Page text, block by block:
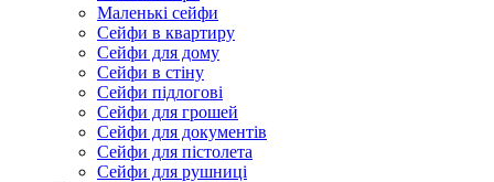
Маленькі сейфи
Сейфи в квартиру
Сейфи для дому
Сейфи в стіну
Сейфи підлогові
Сейфи для грошей
Сейфи для документів
Сейфи для пістолета
Сейфи для рушниці